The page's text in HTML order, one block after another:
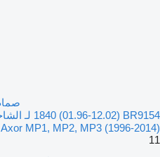
Axor MP1, MP2, MP3 (1996-2014)
11